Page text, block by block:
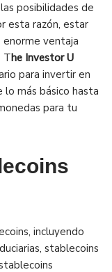
posibilidades de
esta razón, estar
ventaja
The Investor U
para invertir en
más básico hasta
para tu
incluyendo
stablecoins